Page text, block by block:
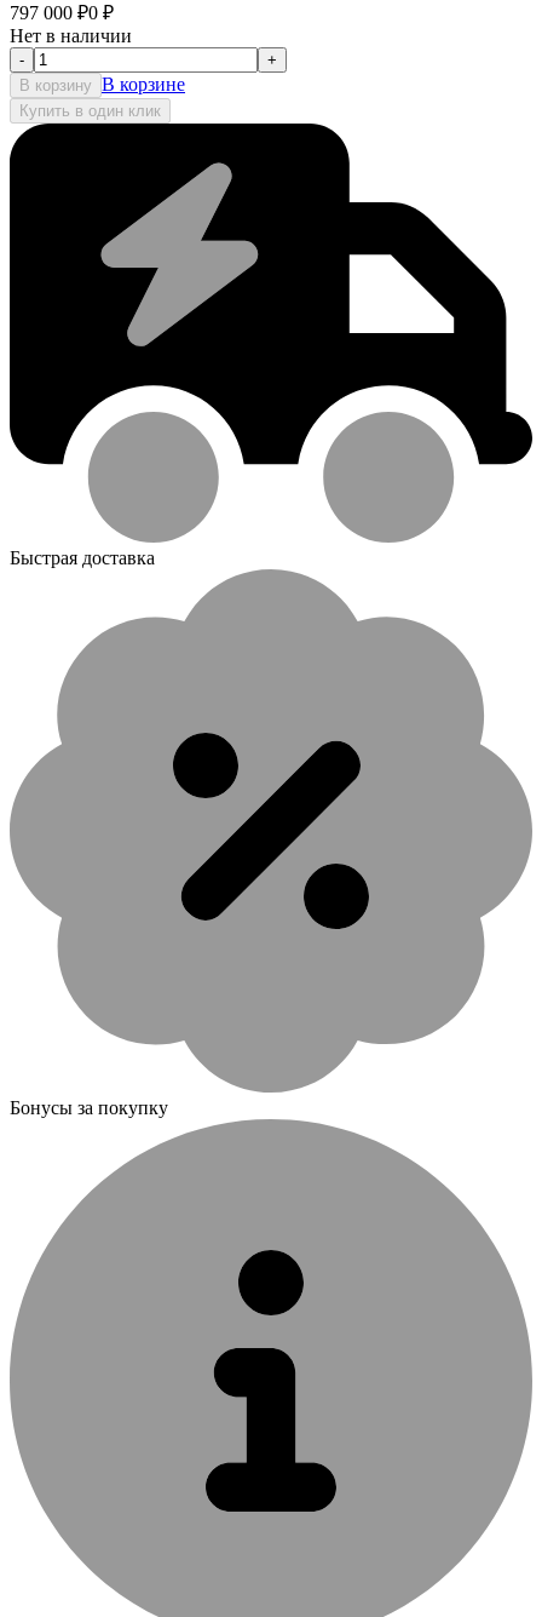
797 000 ₽0 ₽
Нет в наличии
-
+
В корзину В корзине
Купить в один клик
Быстрая доставка
Бонусы за покупку